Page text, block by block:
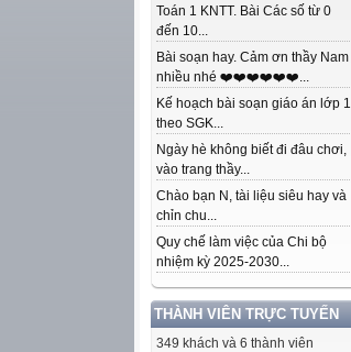
Toán 1 KNTT. Bài Các số từ 0
đến 10...
Bài soạn hay. Cảm ơn thầy Nam
nhiều nhé ❤️❤️❤️❤️❤️❤️...
Kế hoạch bài soạn giáo án lớp 1
theo SGK...
Ngày hè không biết đi đâu chơi,
vào trang thầy...
Chào bạn N, tài liệu siêu hay và
chỉn chu...
Quy chế làm việc của Chi bộ
nhiệm kỳ 2025-2030...
THÀNH VIÊN TRỰC TUYẾN
349 khách và 6 thành viên